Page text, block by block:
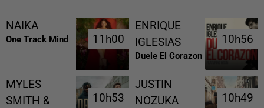
NAIKA
One Track Mind 11h00
11h00
ENRIQUE
IGLESIAS
Duele El Corazon
10h56
10h56
MYLES
SMITH &
10h53
10h53
JUSTIN
NOZUKA
10h49
10h49